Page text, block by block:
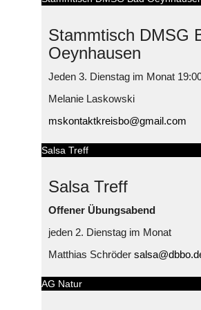
Stammtisch DMSG
Oeynhausen
Jeden 3. Dienstag im Monat
Melanie Laskowski
mskontaktkreisbo@gmail.com
Salsa Treff
Salsa Treff
Offener Übungsabend
jeden 2. Dienstag im Monat
Matthias Schröder
AG Natur